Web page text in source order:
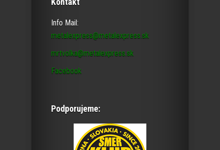
Info Mail:
metalexpress@metalexpress.sk
mrtvolka@metalexpress.sk
Facebook
Podporujeme: